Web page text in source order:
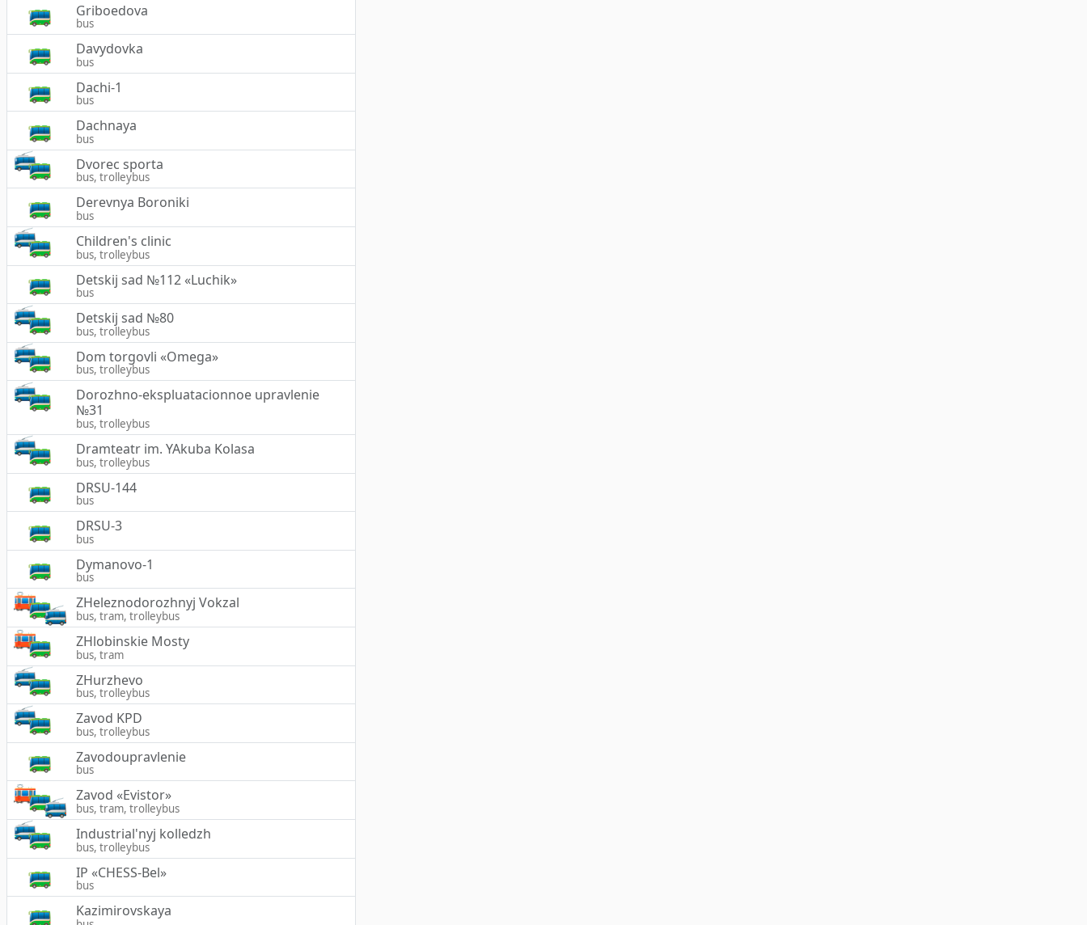
Griboedova
bus
Davydovka
bus
Dachi-1
bus
Dachnaya
bus
Dvorec sporta
bus, trolleybus
Derevnya Boroniki
bus
Children's clinic
bus, trolleybus
Detskij sad №112 «Luchik»
bus
Detskij sad №80
bus, trolleybus
Dom torgovli «Omega»
bus, trolleybus
Dorozhno-ekspluatacionnoe upravlenie
№31
bus, trolleybus
Dramteatr im. YAkuba Kolasa
bus, trolleybus
DRSU-144
bus
DRSU-3
bus
Dymanovo-1
bus
ZHeleznodorozhnyj Vokzal
bus, tram, trolleybus
ZHlobinskie Mosty
bus, tram
ZHurzhevo
bus, trolleybus
Zavod KPD
bus, trolleybus
Zavodoupravlenie
bus
Zavod «Evistor»
bus, tram, trolleybus
Industrial'nyj kolledzh
bus, trolleybus
IP «CHESS-Bel»
bus
Kazimirovskaya